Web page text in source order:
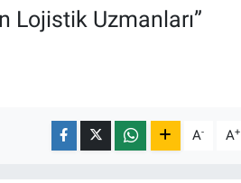
Lojistik Uzmanları”
A- A+